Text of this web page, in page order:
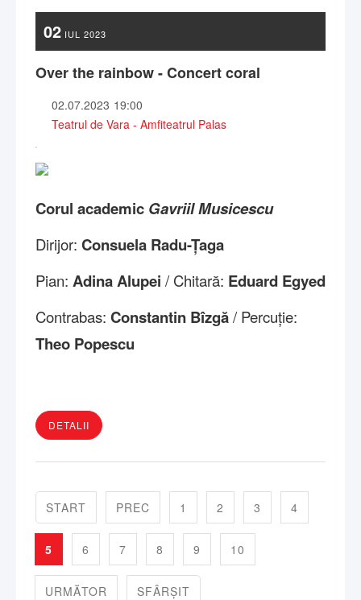
02 IUL 2023
Over the rainbow - Concert coral
02.07.2023 19:00
Teatrul de Vara - Amfiteatrul Palas
Corul academic Gavriil Musicescu
Dirijor: Consuela Radu-Țaga
Pian: Adina Alupei / Chitară: Eduard Egyed
Contrabas: Constantin Bîzgă/ Percuție:
Theo Popescu
DETALII
START PREC 1 2 3 4
5 6 7 8 9 10
URMĂTOR SFÂRȘIT